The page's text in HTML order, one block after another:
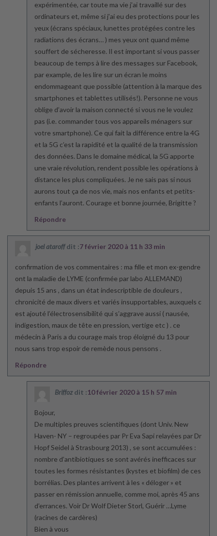
expérimentée, car toute ma vie j’ai travaillé sur des
ordinateurs et, même si j’ai eu des protections pour les
yeux (écrans spéciaux, lunettes protégées contre les
radiations des écrans… ) mes yeux ont quand même
souffert de sécheresse. Il est important si vous passer
beaucoup de temps à lire des messages sur Facebook,
par example, de les lire sur un écran le moins
endommageant que possible (attention à la marque des
smartphones et tablettes utilisés!). Personne ne vous
oblige d’avoir la maison connecté si vous ne le voulez
pas (i.e. commander tous vos appareils ménagers sur
votre smartphone). Ce qui fait la différence entre la 4G
et la 5G c’est la rapidité et la qualité de la transmission
des données. Dans le domaine médical, la 5G apporte
une vraie révolution, rendent possible les opérations à
distance les plus compliquées. Je ne sais pas si nous
aurons tout ça de nos vie, mais nos enfants et petits-
enfants l’auront. Courage et bonne journée, Brigitte ?
Répondre
joel ataroff dit :7 février 2020 à 11 h 33 min
confirmation de vos commentaires : ma fille et mon ex-gendre
ont la maladie de LYME (confirmée par labo ALLEMAND)
depuis 15 ans , dans un état indescriptible de douleurs ,
chronicité de maux divers et variés insupportables, auxquels c
est ajouté l’électrosensibilité qui s’aggrave aussi ( nausée,
indigestion, maux de tête en pression, vertige etc ) . ce
médecin à Paris a du courage mais trop éloigné du 13 pour
nous sans trop espoir de remède nous pensons .
Répondre
Briffoz dit :10 février 2020 à 15 h 57 min
Bojour,
De multiples preuves scientifiques (dont Univ. New
Haven- NY – regroupées par Pr Eva Sapi relayées par Dr
Hopf Seidel à Strasbourg 2013) , se sont accumulées :
nombre d’antibiotiques se sont avérés inefficaces sur
toutes les formes résistantes (kystes et biofilm) de ces
borrélias. Des plantes arrivent à les « déloger » et
passer en rémission annuelle, comme moi, après 45 ans
d’errances. Voir Dr Wolf Dieter Storl, Guérir …Lyme
(racines de cardères)
Bien à vous